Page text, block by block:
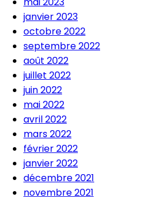
janvier 2023
octobre 2022
septembre 2022
août 2022
juillet 2022
juin 2022
mai 2022
avril 2022
mars 2022
février 2022
janvier 2022
décembre 2021
novembre 2021